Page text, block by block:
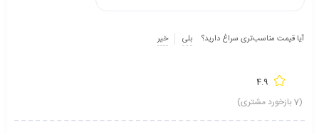
آیا قیمت مناسب‌تری سراغ دارید؟ بلی خیر
4.9
(
7 بازخورد مشتری)